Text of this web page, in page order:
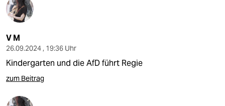
V M
26.09.2024 , 19:36 Uhr
Kindergarten und die AfD führt Regie
zum Beitrag